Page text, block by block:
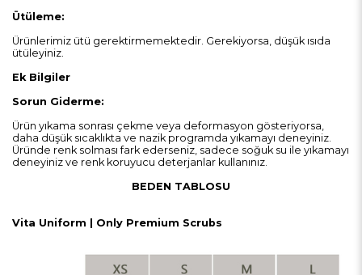
Ütüleme:
Ürünlerimiz ütü gerektirmemektedir. Gerekiyorsa, düşük ısıda
ütüleyiniz.
Ek Bilgiler
Sorun Giderme:
Ürün yıkama sonrası çekme veya deformasyon gösteriyorsa,
daha düşük sıcaklıkta ve nazik programda yıkamayı deneyiniz.
Üründe renk solması fark ederseniz, sadece soğuk su ile yıkamayı
deneyiniz ve renk koruyucu deterjanlar kullanınız.
BEDEN TABLOSU
Vita Uniform | Only Premium Scrubs